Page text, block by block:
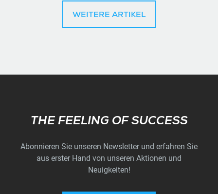
WEITERE ARTIKEL
Subscribe
THE FEELING OF SUCCESS
Abonnieren Sie unseren Newsletter und erfahren Sie
aus erster Hand von unseren Aktionen und
Neuigkeiten!